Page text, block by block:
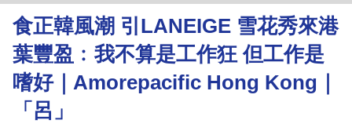
理
財
商
業
食正韓風潮 引LANEIGE 雪花秀來港
葉豐盈﹕我不算是工作狂 但工作是
嗜好｜Amorepacific Hong Kong｜
「呂」